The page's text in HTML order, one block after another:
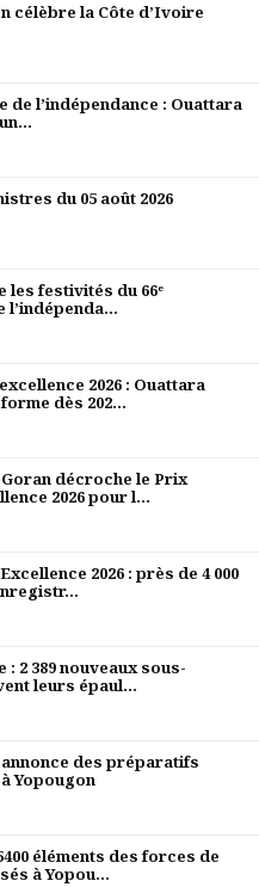
célèbre la Côte d’Ivoire
de l’indépendance : Ouattara
du 05 août 2026
les festivités du 66ᵉ
l’indépenda...
2026 : Ouattara
dès 202...
décroche le Prix
2026 pour l...
2026 : près de 4 000
2 389 nouveaux sous-
leurs épaul...
des préparatifs
Yopougon
éléments des forces de
à Yopou...